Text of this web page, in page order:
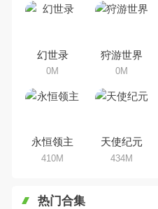
幻世录
0M
狩游世界
0M
永恒领主
410M
天使纪元
434M
热门合集